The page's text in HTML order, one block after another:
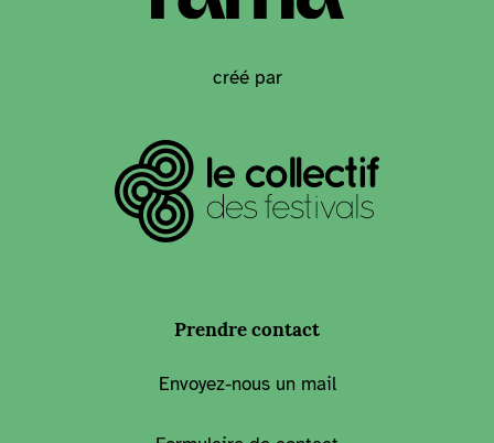
créé par
Prendre contact
Envoyez-nous un mail